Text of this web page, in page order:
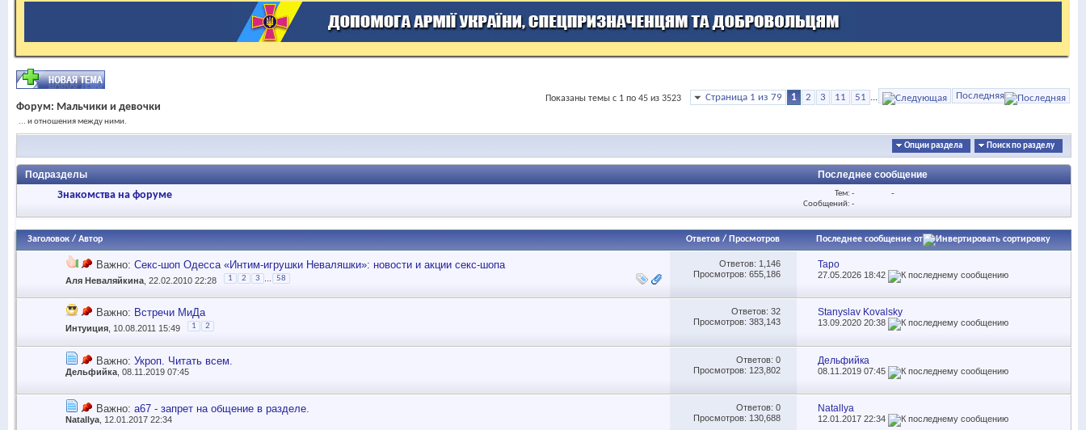
Страница 1 из 79 1 2 3 11 51 ... Последняя
Показаны темы с 1 по 45 из 3523
Форум: Мальчики и девочки
... и отношения между ними.
Опции раздела Поиск по разделу
Подразделы Последнее сообщение
Знакомства на форуме
Тем: -
Сообщений: -
-
Заголовок / Автор Ответов/ Просмотров Последнее сообщение от
Важно: Секс-шоп Одесса «Интим-игрушки Неваляшки»: новости и акции секс-шопа
Аля Неваляйкина , 22.02.2010 22:28 1 2 3 58
Ответов: 1,146
Просмотров: 655,186
Таро
27.05.2026 18:42
Важно: Встречи МиДа
Интуиция , 10.08.2011 15:49 1 2
Ответов: 32
Просмотров: 383,143
Stanyslav Kovalsky
13.09.202020:38
Важно: Укроп. Читать всем.
Дельфийка , 08.11.2019 07:45
Ответов: 0
Просмотров: 123,802
Дельфийка
08.11.201907:45
Важно: a67 - запрет на общение в разделе.
Natallya, 12.01.2017 22:34
Ответов: 0
Просмотров: 130,688
Natallya
12.01.201722:34